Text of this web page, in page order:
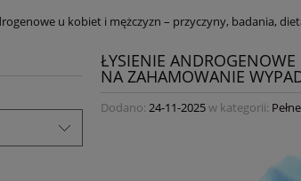
u kobiet i mężczyzn – przyczyny, badania,
ŁYSIENIE
NA ZAHAMOWANIE
Dodano: 24-11-2025w kategorii: